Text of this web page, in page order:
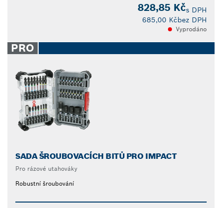
828,85 Kčs DPH
685,00 Kčbez DPH
Vyprodáno
PRO
SADA ŠROUBOVACÍCH BITŮ PRO IMPACT
Pro rázové utahováky
Robustní šroubování